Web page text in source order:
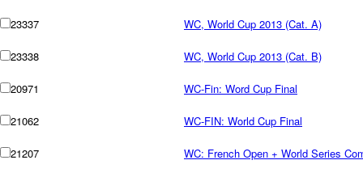
23337 WC, World Cup 2013 (Cat. A)
23338 WC, World Cup 2013 (Cat. B)
20971 WC-Fin: Word Cup Final
21062 WC-FIN: World Cup Final
21207 WC: French Open + World Series